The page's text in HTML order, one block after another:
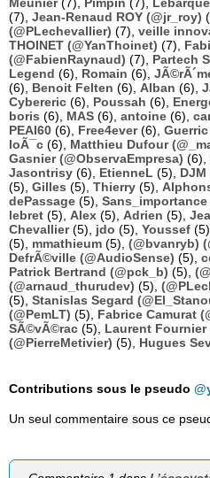
(7), Jean-Renaud ROY (@jr_roy)
(@PLechevallier) (7), veille
THOINET (@YanThoinet) (7),
(@FabienRaynaud) (7), Partech
Legend (6), Romain (6),
(6), Benoit Felten (6), Alban (6),
Cybereric (6), Poussah (6),
boris (6), MAS (6), antoine (6),
PEAI60 (6), Free4ever(6), Guerric
loÃ¯c (6), Matthieu Dufour
Gasnier (@ObservaEmpresa) (6),
Jasontrisy (6), EtienneL (5), DJM
(5), Gilles (5), Thierry (5),
dePassage (5), Sans_importance
lebret (5), Alex (5), Adrien (5),
Chevallier(5), jdo (5), Youssef (5),
(5), mmathieum (5), (@bvanryb)
DefrÃ©ville (@AudioSense) (5),
Patrick Bertrand (@pck_b) (5),
(@arnaud_thurudev) (5),
(5), Stanislas Segard
(@PemLT) (5), Fabrice Camurat
SÃ©vÃ©rac (5), Laurent Fournier
(@PierreMetivier) (5), Hugues
Contributions sous le pseudo
Un seul commentaire sous ce